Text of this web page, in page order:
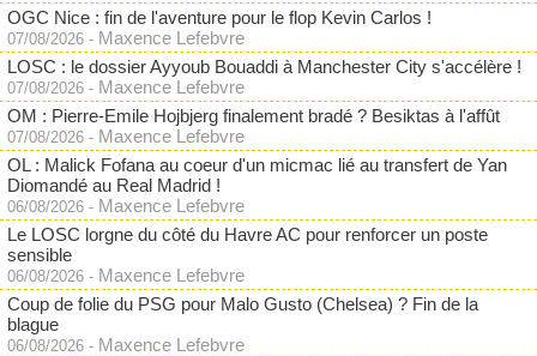
OGC Nice : fin de l'aventure pour le flop Kevin Carlos !
07/08/2026 - Maxence Lefebvre
LOSC : le dossier Ayyoub Bouaddi à Manchester City s'accélère !
07/08/2026 - Maxence Lefebvre
OM : Pierre-Emile Hojbjerg finalement bradé ? Besiktas à l'affût
07/08/2026 - Maxence Lefebvre
OL : Malick Fofana au coeur d'un micmac lié au transfert de Yan
Diomandé au Real Madrid !
06/08/2026 - Maxence Lefebvre
Le LOSC lorgne du côté du Havre AC pour renforcer un poste
sensible
06/08/2026 - Maxence Lefebvre
Coup de folie du PSG pour Malo Gusto (Chelsea) ? Fin de la
blague
06/08/2026 - Maxence Lefebvre